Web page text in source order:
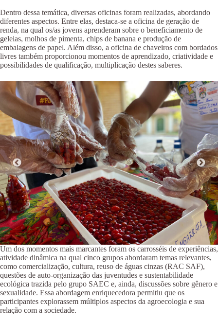
Dentro dessa temática, diversas oficinas foram realizadas, abordando
diferentes aspectos. Entre elas, destaca-se a oficina de geração de
renda, na qual os/as jovens aprenderam sobre o beneficiamento de
geleias, molhos de pimenta, chips de banana e produção de
embalagens de papel. Além disso, a oficina de chaveiros com bordados
livres também proporcionou momentos de aprendizado, criatividade e
possibilidades de qualificação, multiplicação destes saberes.
Um dos momentos mais marcantes foram os carrosséis de experiências,
atividade dinâmica na qual cinco grupos abordaram temas relevantes,
como comercialização, cultura, reuso de águas cinzas (RAC SAF),
questões de auto-organização das juventudes e sustentabilidade
ecológica trazida pelo grupo SAEC e, ainda, discussões sobre gênero e
sexualidade. Essa abordagem enriquecedora permitiu que os
participantes explorassem múltiplos aspectos da agroecologia e sua
relação com a sociedade.